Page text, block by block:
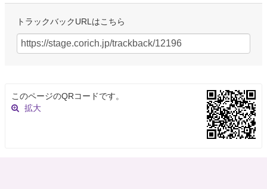
トラックバックURLはこちら
このページのQRコードです。
拡大